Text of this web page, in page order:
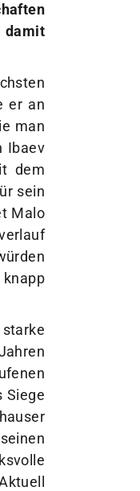
damit
er an
man
Ibaev
dem
sein
Malo
Siege